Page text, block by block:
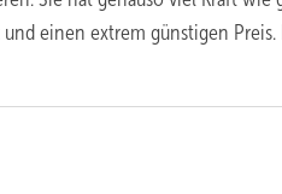
einen extrem günstigen